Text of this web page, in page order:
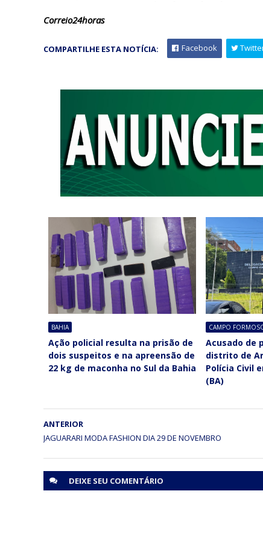
Correio24horas
COMPARTILHE ESTA NOTÍCIA: Facebook
BAHIA
Ação policial resulta na prisão de
dois suspeitos e na apreensão de
22 kg de maconha no Sul da Bahia
CAMPO
Acusado de
distrito de
Polícia Civil
(BA)
ANTERIOR
JAGUARARI MODA FASHION DIA 29 DE NOVEMBRO
DEIXE SEU COMENTÁRIO